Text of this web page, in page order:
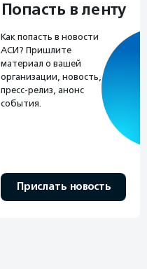
Попасть в ленту
Как попасть в новости
АСИ? Пришлите
материал о вашей
организации, новость,
пресс-релиз, анонс
события.
Прислать новость